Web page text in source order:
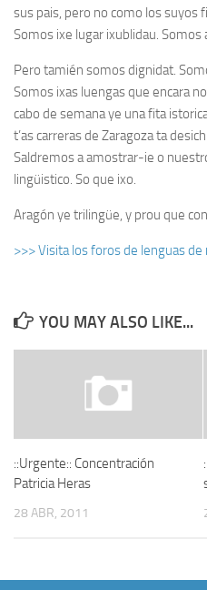
sus pais, pero no como los suyos
Somos ixe lugar ixublidau. Somos
Pero tamién somos dignidat.
Somos ixas luengas que encara
cabo de semana ye una fita
t’as carreras de Zaragoza ta
Saldremos a amostrar-ie o
lingüistico. So que ixo.
Aragón ye trilingüe, y prou que
>>> Visita los foros de lenguas
YOU MAY ALSO LIKE...
::Urgente:: Concentración
Patricia Heras
28 ABR, 2011